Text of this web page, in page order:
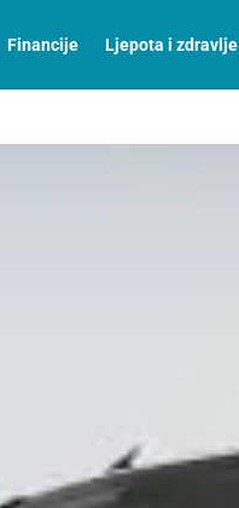
Financije Ljepota i zdravlje